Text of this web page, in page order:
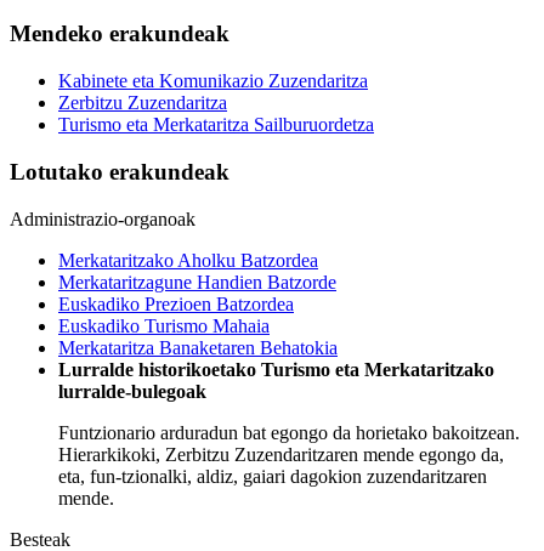
Mendeko erakundeak
Kabinete eta Komunikazio Zuzendaritza
Zerbitzu Zuzendaritza
Turismo eta Merkataritza Sailburuordetza
Lotutako erakundeak
Administrazio-organoak
Merkataritzako Aholku Batzordea
Merkataritzagune Handien Batzorde
Euskadiko Prezioen Batzordea
Euskadiko Turismo Mahaia
Merkataritza Banaketaren Behatokia
Lurralde historikoetako Turismo eta Merkataritzako
lurralde-bulegoak
Funtzionario arduradun bat egongo da horietako bakoitzean.
Hierarkikoki, Zerbitzu Zuzendaritzaren mende egongo da,
eta, fun-tzionalki, aldiz, gaiari dagokion zuzendaritzaren
mende.
Besteak